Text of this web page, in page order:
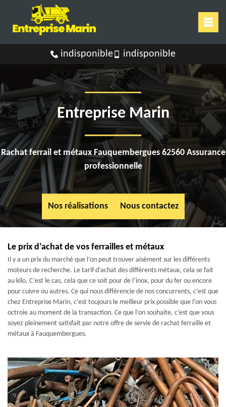
indisponible indisponible
Entreprise Marin
Rachat ferrail et métaux Fauquembergues 62560 Assurance
professionnelle
Nos réalisations Nous contactez
Le prix d’achat de vos ferrailles et métaux
Il y a un prix du marché que l’on peut trouver aisément sur les différents
moteurs de recherche. Le tarif d’achat des différents métaux, cela se fait
au kilo. C’est le cas, cela que ce soit pour de l’inox, pour du fer ou encore
pour cuivre ou autres. Ce qui nous différencie de nos concurrents, c’est que
chez Entreprise Marin, c’est toujours le meilleur prix possible que l’on vous
octroie au moment de la transaction. Ce que l’on souhaite, c’est que vous
soyez pleinement satisfait par notre offre de servie de rachat ferraille et
métaux à Fauquembergues.